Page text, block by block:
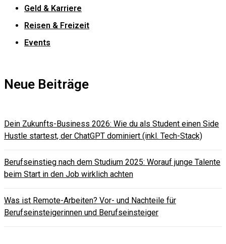
Geld & Karriere
Reisen & Freizeit
Events
Neue Beiträge
Dein Zukunfts-Business 2026: Wie du als Student einen Side
Hustle startest, der ChatGPT dominiert (inkl. Tech-Stack)
Berufseinstieg nach dem Studium 2025: Worauf junge Talente
beim Start in den Job wirklich achten
Was ist Remote-Arbeiten? Vor- und Nachteile für
Berufseinsteigerinnen und Berufseinsteiger